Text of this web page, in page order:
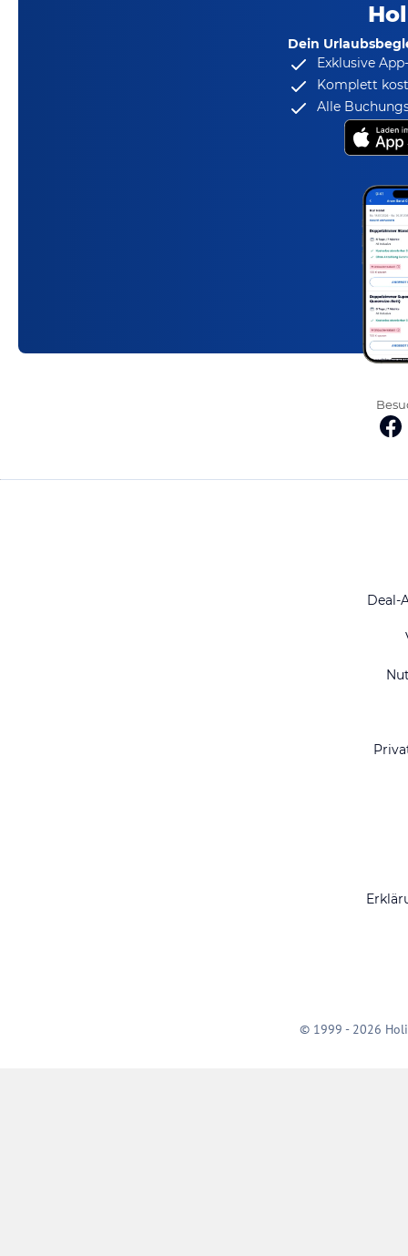
Dein
Exklusive
Komplett
Alle
Deal-
© 1999 - 2026